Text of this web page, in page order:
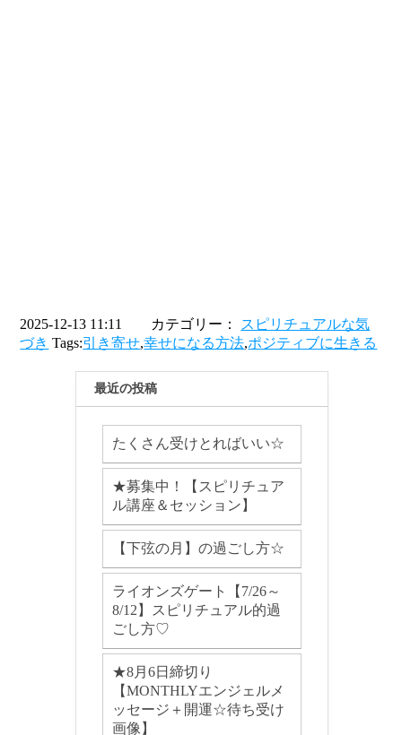
2025-12-13 11:11 カテゴリー： スピリチュアルな気
づき Tags:引き寄せ,幸せになる方法,ポジティブに生きる
最近の投稿
たくさん受けとればいい☆
★募集中！【スピリチュア
ル講座＆セッション】
【下弦の月】の過ごし方☆
ライオンズゲート【7/26～
8/12】スピリチュアル的過
ごし方♡
★8月6日締切り
【MONTHLYエンジェルメ
ッセージ＋開運☆待ち受け
画像】